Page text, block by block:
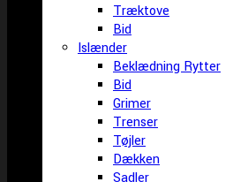
Træktove
Bid
Islænder
Beklædning Rytter
Bid
Grimer
Trenser
Tøjler
Dækken
Sadler